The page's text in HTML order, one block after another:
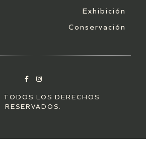
Exhibición
Conservación
LOS DERECHOS
RESERVADOS.